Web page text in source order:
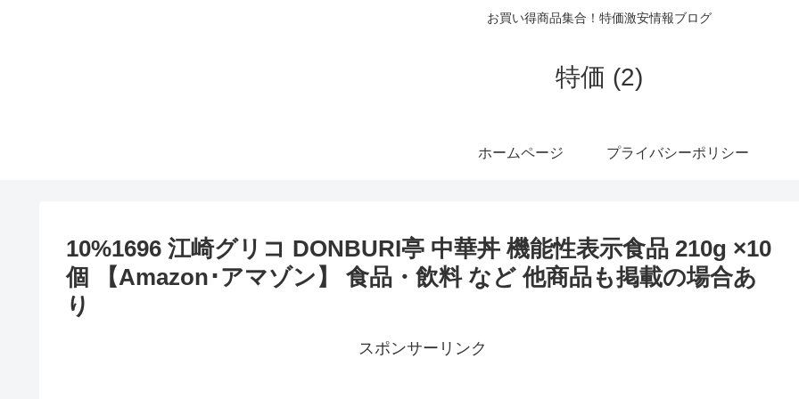
お買い得商品集合！特価激安情報ブログ
特価 (2)
ホームページ プライバシーポリシー
10%1696 江崎グリコ DONBURI亭 中華丼 機能性表示食品 210g ×10
個 【Amazon･アマゾン】 食品・飲料 など 他商品も掲載の場合あ
り
スポンサーリンク